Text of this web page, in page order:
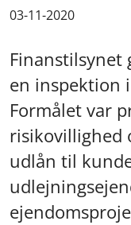
03-11-2020
en inspektion
Formålet var
risikovillighed
udlån til